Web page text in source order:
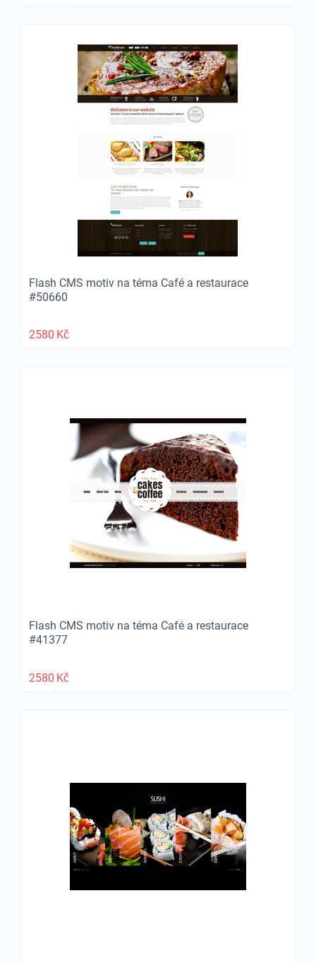
Flash CMS motiv na téma Café a restaurace
#50660
2580 Kč
Flash CMS motiv na téma Café a restaurace
#41377
2580 Kč